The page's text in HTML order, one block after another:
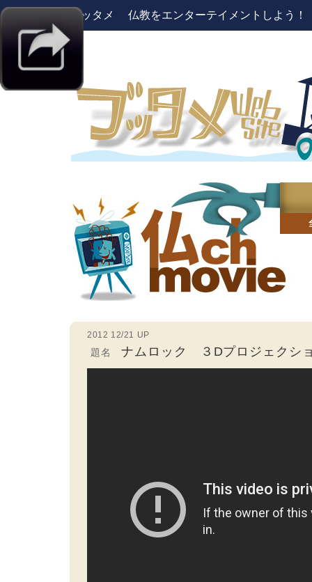
ブッタメ 仏教をエンターテイメントしよう
2012 12/21 UP
題名 ナムロック ３Dプロジェクシ